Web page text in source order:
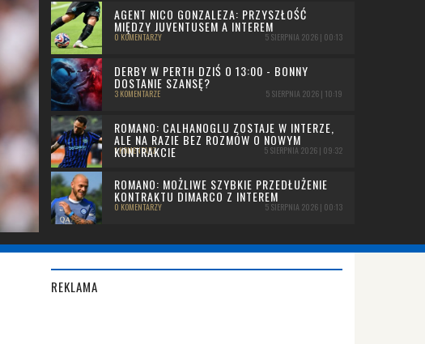
AGENT NICO GONZALEZA: PRZYSZŁOŚĆ
MIĘDZY JUVENTUSEM A INTEREM
0 KOMENTARZY 5 SIERPNIA 2026 | 00:13
DERBY W PERTH DZIŚ O 13:00 - BONNY
DOSTANIE SZANSĘ?
3 KOMENTARZE 5 SIERPNIA 2026 | 10:19
ROMANO: CALHANOGLU ZOSTAJE W INTERZE,
ALE NA RAZIE BEZ ROZMÓW O NOWYM
KONTRAKCIE
1 KOMENTARZ 5 SIERPNIA 2026 | 09:32
ROMANO: MOŻLIWE SZYBKIE PRZEDŁUŻENIE
KONTRAKTU DIMARCO Z INTEREM
0 KOMENTARZY 5 SIERPNIA 2026 | 00:13
REKLAMA